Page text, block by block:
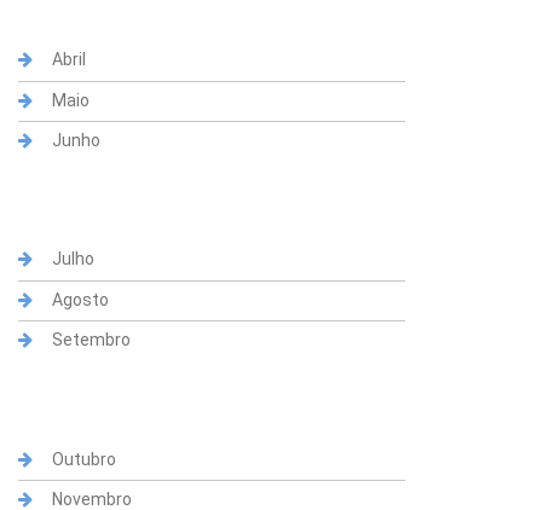
Abril
Maio
Junho
Julho
Agosto
Setembro
Outubro
Novembro